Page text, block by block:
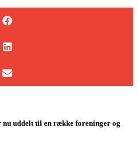
nu uddelt til en række foreninger og